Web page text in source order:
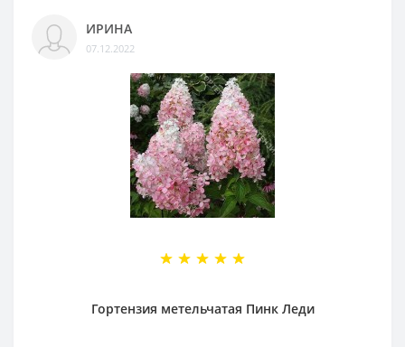
ИРИНА
07.12.2022
Гортензия метельчатая Пинк Леди